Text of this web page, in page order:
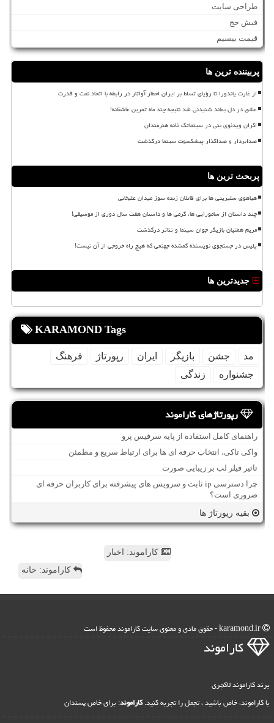
طراحی سایت
فیش حج
قیمت بیسیم
پربیننده ترین ها
از غارت پاندورا تا رؤیای تسلط بر ایران اخطار آواتار در رابطه با اتحاد نفت و قدرت
عشق در دل بماند شنیدنی شد نتیجه چند ماه تمرین عاشقانه!
اکران ویدئوی بنی در سینماتک خانه هنرمندان
صدابردار و صداگذار پیشکسوت سینما درگذشت
پربحث ترین ها
هیاهوی سلبریتی ها برای قاتلان زنده سوز میدان علیخانی
چند داستان از سامورایی ها، گرمی ها و داستان هفت سال دوری از موسیقی!
مریم همتیان بازیگر جوان سینما و تئاتر درگذشت
پلیس در جستجوی نویسنده گمشده جهنمی که هیچ راه خروجی از آن نیست!
جدیدترین ها
KARAMOND Tags
مد جشن بازیگر ایران رپورتاژ
فرهنگ
جشنواره
زندگی
رپورتاژهای کاراموند
راهنمای کامل استفاده از پایه سرفیس پرو
واکی تاکی، انتخاب حرفه ای ها برای ارتباط سریع و مطمئن
تاثیر فیلر لب بر زیبایی صورت
چرا دسترسی ip ثابت و سرویس های پیشرفته برای کاربران حرفه ای
ضروری است؟
بقیه رپورتاژ ها
کاراموند: اخبار
کاراموند: خانه
كاراموند
برند کاراموند لاکچری
با کاراموند، خاص باشید ، تجمل را تجربه کنید.کاراموند: برای خاص پسندان